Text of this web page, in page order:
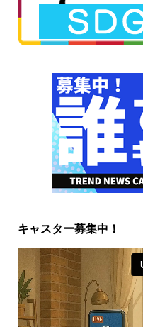
キャスター募集中！